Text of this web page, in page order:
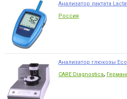
Анализатор лактата
Россия
Анализатор глюкозы
CARE Diagnostica,